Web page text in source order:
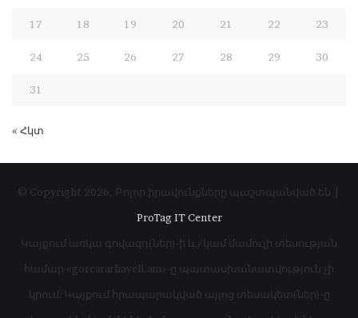
17 18 19 20 21 22 23
24 25 26 27 28 29 30
31
« Հկտ
© Copyright 2026, Բոլոր իրավունքները պաշտպանված են |
ProTag IT Center
Կայքում առկա գովազդ(ներ)-ի և/կամ մամուլի տեսության
համար «gorcararhayeli.am»-ը պատասխանատվություն չի
կրում: Կայքում հրապարակված այլոց տեսակետ(ներ)-ը